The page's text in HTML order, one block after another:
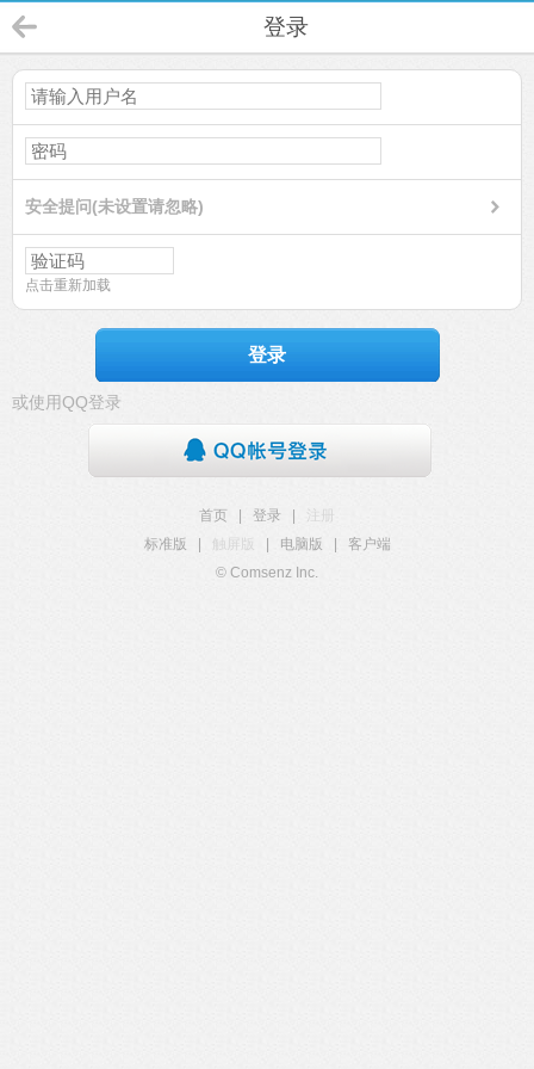
登录
安全提问(未设置请忽略)
点击重新加载
登录
或使用QQ登录
首页 登录
注册
标准版
触屏版 电脑版
客户端
© Comsenz Inc.